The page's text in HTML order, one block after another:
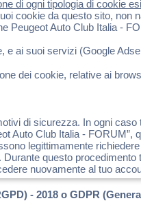
di ogni tipologia di cookie
cookie da questo sito, non
Peugeot Auto Club Italia -
ai suoi servizi (Google
dei cookie, relative ai
di sicurezza. In ogni
Auto Club Italia -
legittimamente
questo
nuovamente al tuo
- 2018 o GDPR